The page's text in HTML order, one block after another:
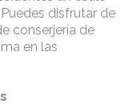
disfrutar de
conserjería de
en las